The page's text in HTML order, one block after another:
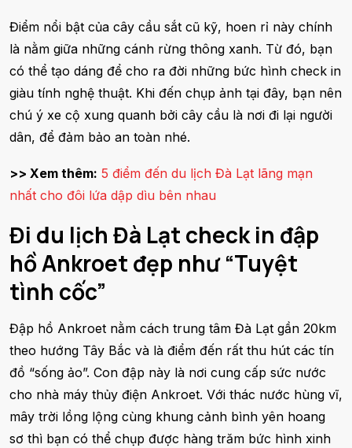
Điểm nổi bật của cây cầu sắt cũ kỹ, hoen rỉ này chính
là nằm giữa những cánh rừng thông xanh. Từ đó, bạn
có thể tạo dáng để cho ra đời những bức hình check in
giàu tính nghệ thuật. Khi đến chụp ảnh tại đây, bạn nên
chú ý xe cộ xung quanh bởi cây cầu là nơi đi lại người
dân, để đảm bảo an toàn nhé.
>> Xem thêm: 5 điểm đến du lịch Đà Lạt lãng mạn
nhất cho đôi lứa dập dìu bên nhau
Đi du lịch Đà Lạt check in đập
hồ Ankroet đẹp như “Tuyệt
tình cốc”
Đập hồ Ankroet nằm cách trung tâm Đà Lạt gần 20km
theo hướng Tây Bắc và là điểm đến rất thu hút các tín
đồ “sống ảo”. Con đập này là nơi cung cấp sức nước
cho nhà máy thủy điện Ankroet. Với thác nước hùng vĩ,
mây trời lồng lộng cùng khung cảnh bình yên hoang
sơ thì bạn có thể chụp được hàng trăm bức hình xinh